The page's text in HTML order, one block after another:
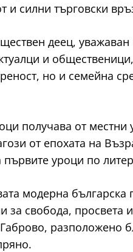
силни търговски
деец,
и
но и семейна
получава от местни
от епохата на
уроци по
модерна
свобода, просвета
разположено